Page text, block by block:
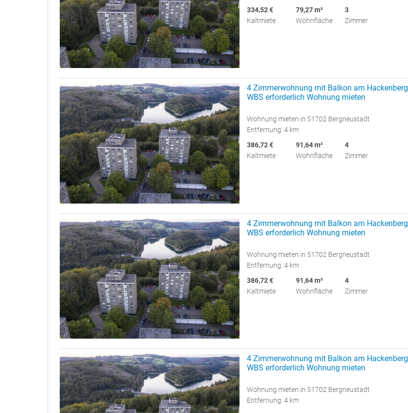
334,52 €
Kaltmiete
79,27 m²
Wohnfläche
3
Zimmer
4 Zimmerwohnung mit Balkon am Hackenberg
WBS erforderlich Wohnung mieten
Wohnung mieten in 51702 Bergneustadt
Entfernung: 4 km
386,72 €
Kaltmiete
91,64 m²
Wohnfläche
4
Zimmer
4 Zimmerwohnung mit Balkon am Hackenberg
WBS erforderlich Wohnung mieten
Wohnung mieten in 51702 Bergneustadt
Entfernung: 4 km
386,72 €
Kaltmiete
91,64 m²
Wohnfläche
4
Zimmer
4 Zimmerwohnung mit Balkon am Hackenberg
WBS erforderlich Wohnung mieten
Wohnung mieten in 51702 Bergneustadt
Entfernung: 4 km